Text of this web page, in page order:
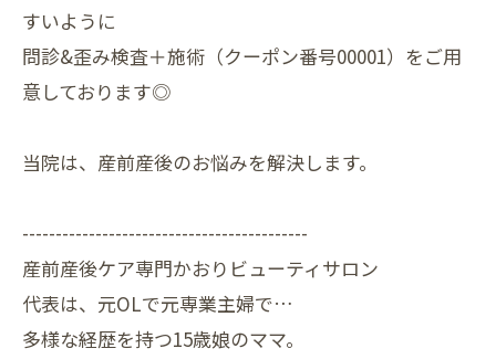
すいように
問診&歪み検査＋施術（クーポン番号00001）をご用
意しております◎
当院は、産前産後のお悩みを解決します。
-------------------------------------------
産前産後ケア専門かおりビューティサロン
代表は、元OLで元専業主婦で…
多様な経歴を持つ15歳娘のママ。